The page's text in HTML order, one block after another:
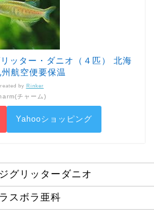
ッター・ダニオ（４匹） 北海
航空便要保温
by Rinker
チャーム)
Yahooショッピング
グリッターダニオ
スボラ亜科